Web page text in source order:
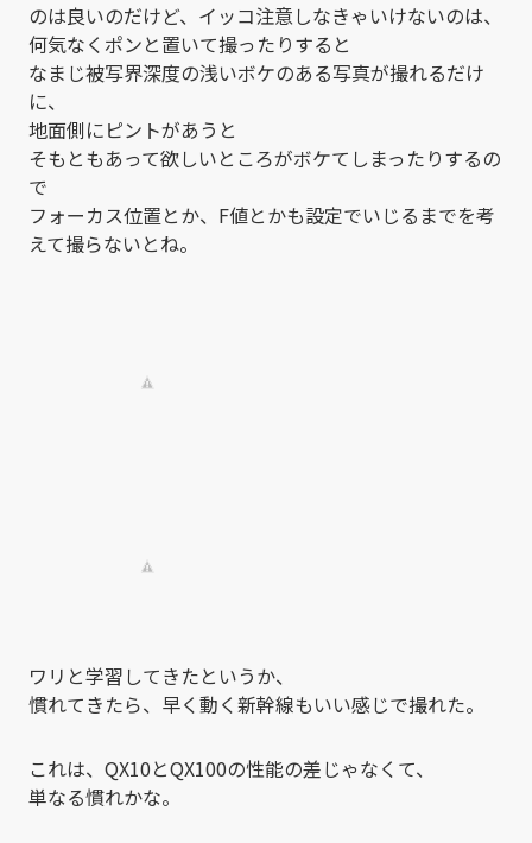
のは良いのだけど、イッコ注意しなきゃいけないのは、
何気なくポンと置いて撮ったりすると
なまじ被写界深度の浅いボケのある写真が撮れるだけ
に、
地面側にピントがあうと
そもともあって欲しいところがボケてしまったりするの
で
フォーカス位置とか、F値とかも設定でいじるまでを考
えて撮らないとね。
ワリと学習してきたというか、
慣れてきたら、早く動く新幹線もいい感じで撮れた。
これは、QX10とQX100の性能の差じゃなくて、
単なる慣れかな。